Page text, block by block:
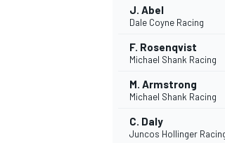
J. Abel
Dale Coyne Racing
F. Rosenqvist
Michael Shank Racing
M. Armstrong
Michael Shank Racing
C. Daly
Juncos Hollinger